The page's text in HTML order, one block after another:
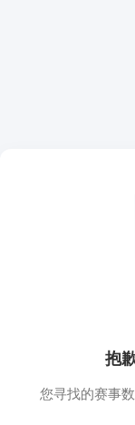
抱
您寻找的赛事